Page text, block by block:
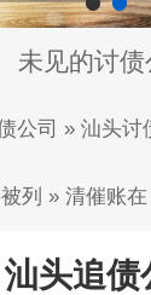
未见的讨债
公司 » 汕头讨
列 » 清催账在
汕头追债